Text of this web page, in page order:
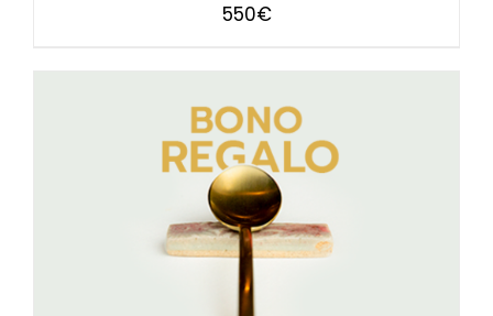
550€